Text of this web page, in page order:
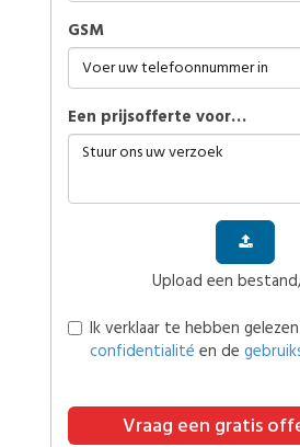
GSM
Een prijsofferte voor…
Upload een
Ik verklaar te hebben
confidentialité en de
Vraag een gratis